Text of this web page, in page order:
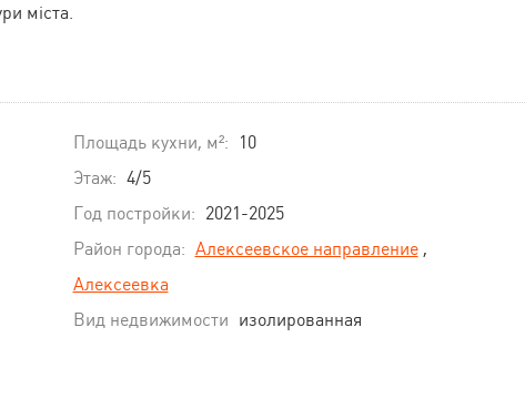
міста.
Площадь кухни, м²:
10
Этаж: 4/5
Год постройки: 2021-2025
Район города: Алексеевское направление,
Алексеевка
Вид недвижимости изолированная